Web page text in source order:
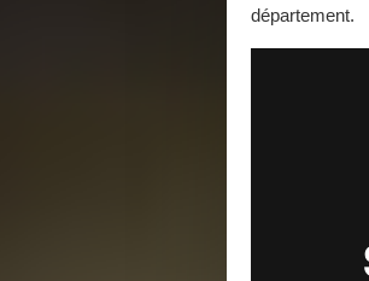
département.